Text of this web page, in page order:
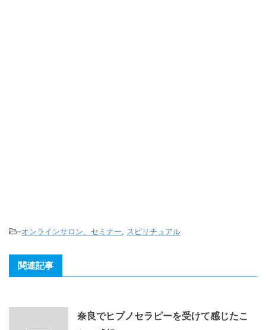
-オンラインサロン、セミナー, スピリチュアル
関連記事
奈良でヒプノセラピーを受けて感じたこ